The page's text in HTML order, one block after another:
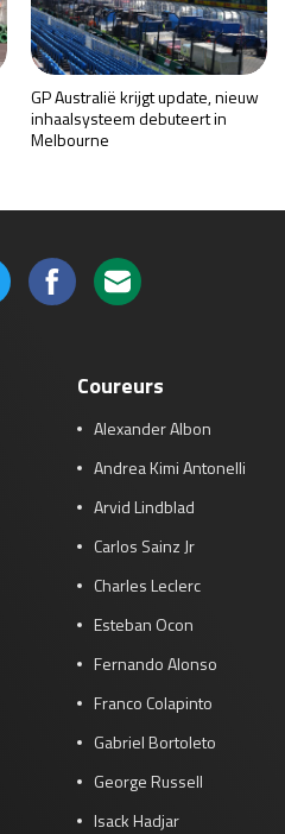
GP Australië krijgt update, nieuw
inhaalsysteem debuteert in
Melbourne
Coureurs
Alexander Albon
Andrea Kimi Antonelli
Arvid Lindblad
Carlos Sainz Jr
Charles Leclerc
Esteban Ocon
Fernando Alonso
Franco Colapinto
Gabriel Bortoleto
George Russell
Isack Hadjar